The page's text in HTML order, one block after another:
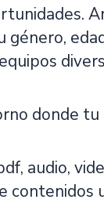
donde
audio,
contenidos